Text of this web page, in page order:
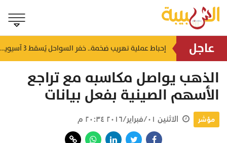
عاجل منذ ٤ ساعات إحباط عملية تهريب ضخمة.. خفر السواحل يُسقط 3 آسيويين بحوزتهم 66 كجم من الكريستال
الذهب يواصل مكاسبه مع تراجع
الأسهم الصينية بفعل بيانات
مؤشر الاثنين ٠١/فبراير/٢٠١٦ ٢٠:٣٤ م